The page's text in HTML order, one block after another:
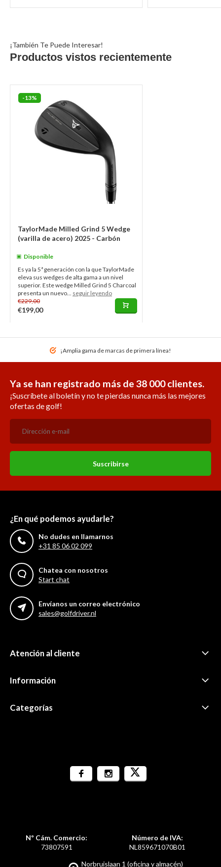
¡También Te Puede Interesar!
Productos vistos recientemente
-13%
TaylorMade Milled Grind 5 Wedge
(varilla de acero) 2025 - Carbón
Disponible
Es ya la 5ª generación con la que TaylorMade
eleva sus wedges de alta gama a un nivel
superior. Este wedge Milled Grind 5 Charcoal
presenta un nuevo... seguir leyendo
€229,00
€199,00
¡Amplia gama de marcas de primera línea!
Ya se han registrado más de 38 000 clientes.
¡Suscríbete al boletín y no te pierdas nunca más las mejores
ofertas de golf!
Suscribirse
¿En qué podemos ayudarle?
No dudes en llamarnos
+31 85 06 02 099
Chatea con nosotros
Start chat
Envíanos un correo electrónico
sales@golfdriver.nl
Atención al cliente
Información
Categorías
Norbruislaan 1 (oficina y almacén)
Nº Cám. Comercio:
73807591
Número de IVA:
NL859671070B01